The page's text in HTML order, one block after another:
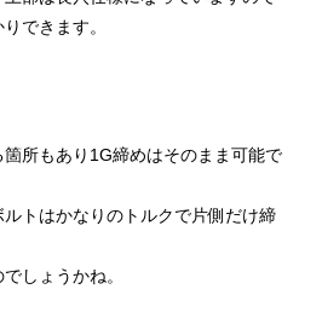
できます。
所もあり1G締めはそのまま可能で
トはかなりのトルクで片側だけ締
しょうかね。